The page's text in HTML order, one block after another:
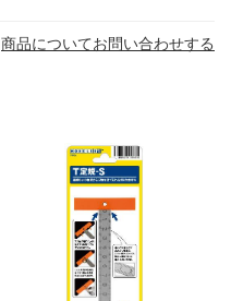
商品についてお問い合わせする